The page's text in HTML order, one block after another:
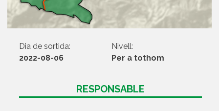
Dia de sortida:
2022-08-06
Nivell:
Per a tothom
RESPONSABLE